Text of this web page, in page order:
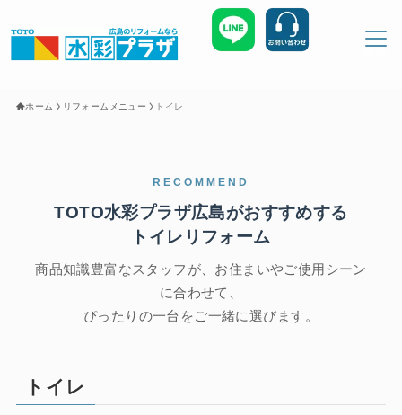
お客様の声 施工事例
会社概要
ホーム リフォームメニュー トイレ
RECOMMEND
TOTO水彩プラザ広島がおすすめする
トイレリフォーム
商品知識豊富なスタッフが、お住まいやご使用シーン
に合わせて、
ぴったりの一台をご一緒に選びます。
トイレ